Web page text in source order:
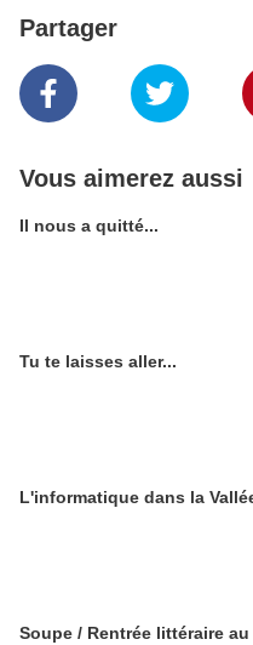
Partager
Vous aimerez aussi
Il nous a quitté...
Tu te laisses aller...
L'informatique dans la
Soupe / Rentrée littéraire au